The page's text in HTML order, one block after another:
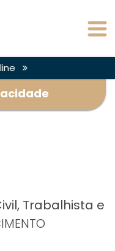
Trabalhista e